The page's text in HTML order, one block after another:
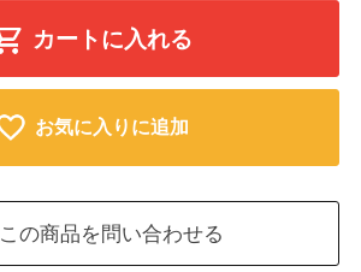
カートに入れる
お気に入りに追加
この商品を問い合わせる